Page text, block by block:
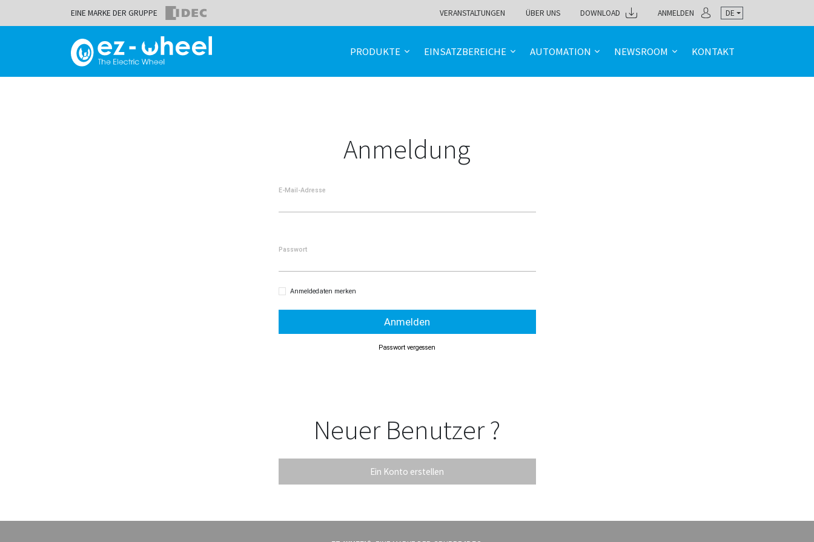
EINE MARKE DER GRUPPE VERANSTALTUNGEN ÜBER UNS DOWNLOAD ANMELDEN DE
PRODUKTE EINSATZBEREICHE AUTOMATION NEWSROOM KONTAKT
Anmeldung
E-Mail-Adresse
Passwort
Anmeldedaten merken
Anmelden
Passwort vergessen
Neuer Benutzer ?
Ein Konto erstellen